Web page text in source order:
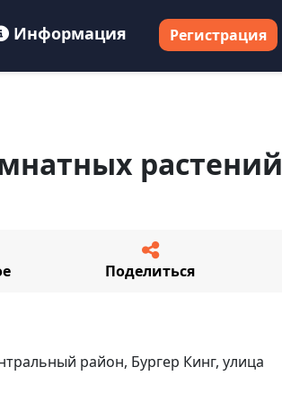
Информация Регистрация
растений
Поделиться
район, Бургер Кинг, улица